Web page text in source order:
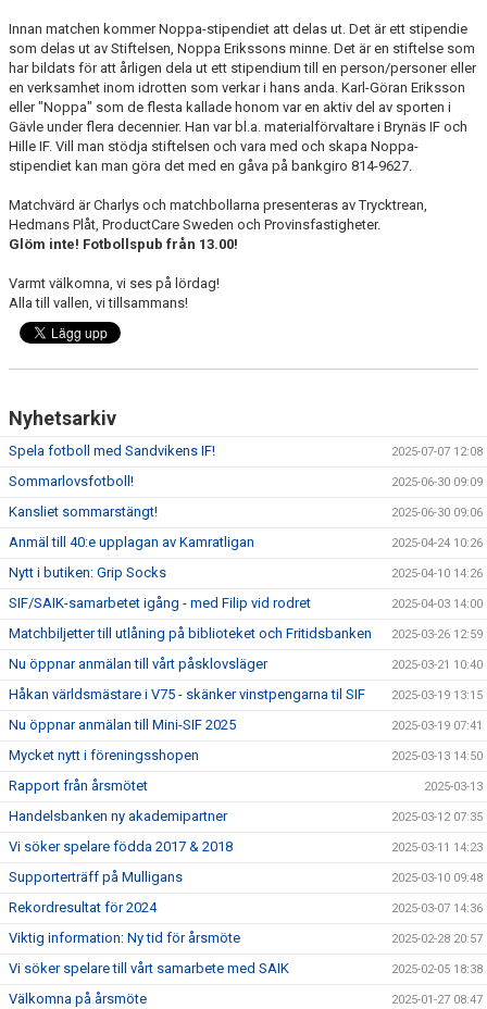
Innan matchen kommer Noppa-stipendiet att delas ut. Det är ett stipendie
som delas ut av Stiftelsen, Noppa Erikssons minne. Det är en stiftelse som
har bildats för att årligen dela ut ett stipendium till en person/personer eller
en verksamhet inom idrotten som verkar i hans anda. Karl-Göran Eriksson
eller "Noppa" som de flesta kallade honom var en aktiv del av sporten i
Gävle under flera decennier. Han var bl.a. materialförvaltare i Brynäs IF och
Hille IF. Vill man stödja stiftelsen och vara med och skapa Noppa-
stipendiet kan man göra det med en gåva på bankgiro 814-9627.
Matchvärd är Charlys och matchbollarna presenteras av Trycktrean,
Hedmans Plåt, ProductCare Sweden och Provinsfastigheter.
Glöm inte! Fotbollspub från 13.00!
Varmt välkomna, vi ses på lördag!
Alla till vallen, vi tillsammans!
Nyhetsarkiv
Spela fotboll med Sandvikens IF! 2025-07-07 12:08
Sommarlovsfotboll! 2025-06-30 09:09
Kansliet sommarstängt! 2025-06-30 09:06
Anmäl till 40:e upplagan av Kamratligan 2025-04-24 10:26
Nytt i butiken: Grip Socks 2025-04-10 14:26
SIF/SAIK-samarbetet igång - med Filip vid rodret 2025-04-03 14:00
Matchbiljetter till utlåning på biblioteket och Fritidsbanken 2025-03-26 12:59
Nu öppnar anmälan till vårt påsklovsläger 2025-03-21 10:40
Håkan världsmästare i V75 - skänker vinstpengarna til SIF 2025-03-19 13:15
Nu öppnar anmälan till Mini-SIF 2025 2025-03-19 07:41
Mycket nytt i föreningsshopen 2025-03-13 14:50
Rapport från årsmötet 2025-03-13
Handelsbanken ny akademipartner 2025-03-12 07:35
Vi söker spelare födda 2017 & 2018 2025-03-11 14:23
Supporterträff på Mulligans 2025-03-10 09:48
Rekordresultat för 2024 2025-03-07 14:36
Viktig information: Ny tid för årsmöte 2025-02-28 20:57
Vi söker spelare till vårt samarbete med SAIK 2025-02-05 18:38
Välkomna på årsmöte 2025-01-27 08:47